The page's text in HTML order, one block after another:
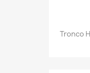
Tronco